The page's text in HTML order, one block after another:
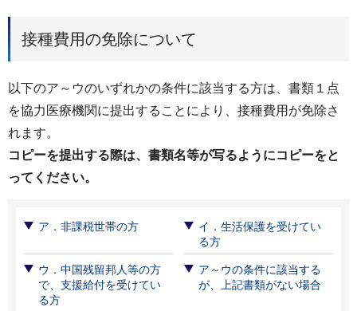
接種費用の免除について
以下のア～ウのいずれかの条件に該当する方は、書類１点
を協力医療機関に提出することにより、接種費用が免除さ
れます。
コピーを提出する際は、書類名等が写るようにコピーをと
ってください。
ア．非課税世帯の方
イ．生活保護を受けてい
る方
ウ．中国残留邦人等の方
で、支援給付を受けてい
る方
ア～ウの条件に該当する
が、上記書類がない場合